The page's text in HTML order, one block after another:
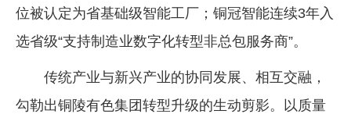
位被认定为省基础级智能工厂；铜冠智能连续3年入
选省级“支持制造业数字化转型非总包服务商”。
传统产业与新兴产业的协同发展、相互交融，
勾勒出铜陵有色集团转型升级的生动剪影。以质量